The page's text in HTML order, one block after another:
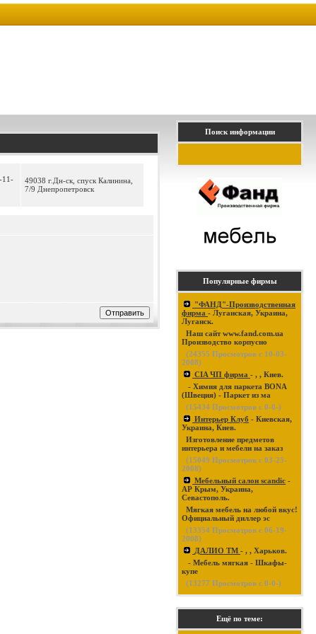
11-
49038 г.Дн-ск, спуск Калинина,
7/9 Днепропетровск
Поиск информации
Популярные фирмы
"ФАНД"-Производственная
фирма - Луганская, Украина,
Луганск.
Наш сайт www.fand.com.ua
Производство корпусно
(24355 Просмотров с 10-03-
2008)
CIA ЧП фирма - , , Киев.
- Химия для паркета BONA
(Швеция) - Паркет из ма
(15434 Просмотров с 0-0-)
Интерьер Клуб - Киевская,
Украина, Киев.
Изготовление предметов
интерьера и мебели на заказ
(15049 Просмотров с 03-25-
2008)
Мебельный салон scandic -
АР Крым, Украина,
Севастополь.
Мягкая мебель на любой вкус!
Официальный диллер эс
(13354 Просмотров с 06-19-
2008)
ДАЛИО ТМ - , , Харьков.
- Мебель мягкая - Шкафы-
купе
(13277 Просмотров с 0-0-)
Ещё по теме: